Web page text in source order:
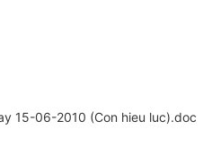
15-06-2010 (Con hieu luc).doc